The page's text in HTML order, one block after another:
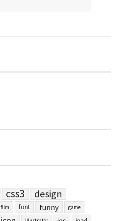
css3 design
film font funny game